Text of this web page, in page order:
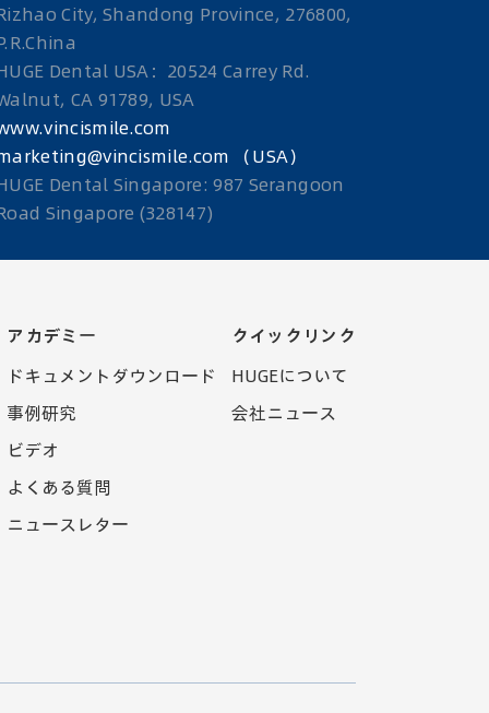
City, Shandong Province, 276800,
Dental USA：20524 Carrey Rd.
CA 91789, USA
（USA）
Dental Singapore: 987 Serangoon
Singapore (328147)
アカデミー
ドキュメントダウンロード
事例研究
ビデオ
よくある質問
ニュースレター
クイックリンク
HUGEについて
会社ニュース